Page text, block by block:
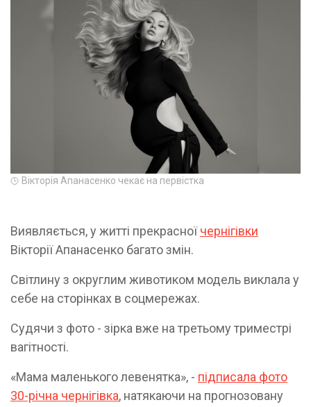
Вікторія Апанасенко чекає на первістка
Виявляється, у житті прекрасноїчернігівки
Вікторії Апанасенко багато змін.
Світлину з округлим животиком модель виклала у
себе на сторінках в соцмережах.
Судячи з фото - зірка вже на третьому триместрі
вагітності.
«Мама маленького левенятка», - підписала фото
30-річна чернігівка, натякаючи на прогнозовану